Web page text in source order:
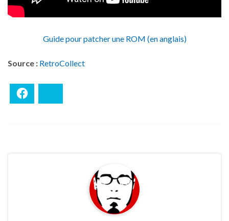
Guide pour patcher une ROM (en anglais)
Source : RetroCollect